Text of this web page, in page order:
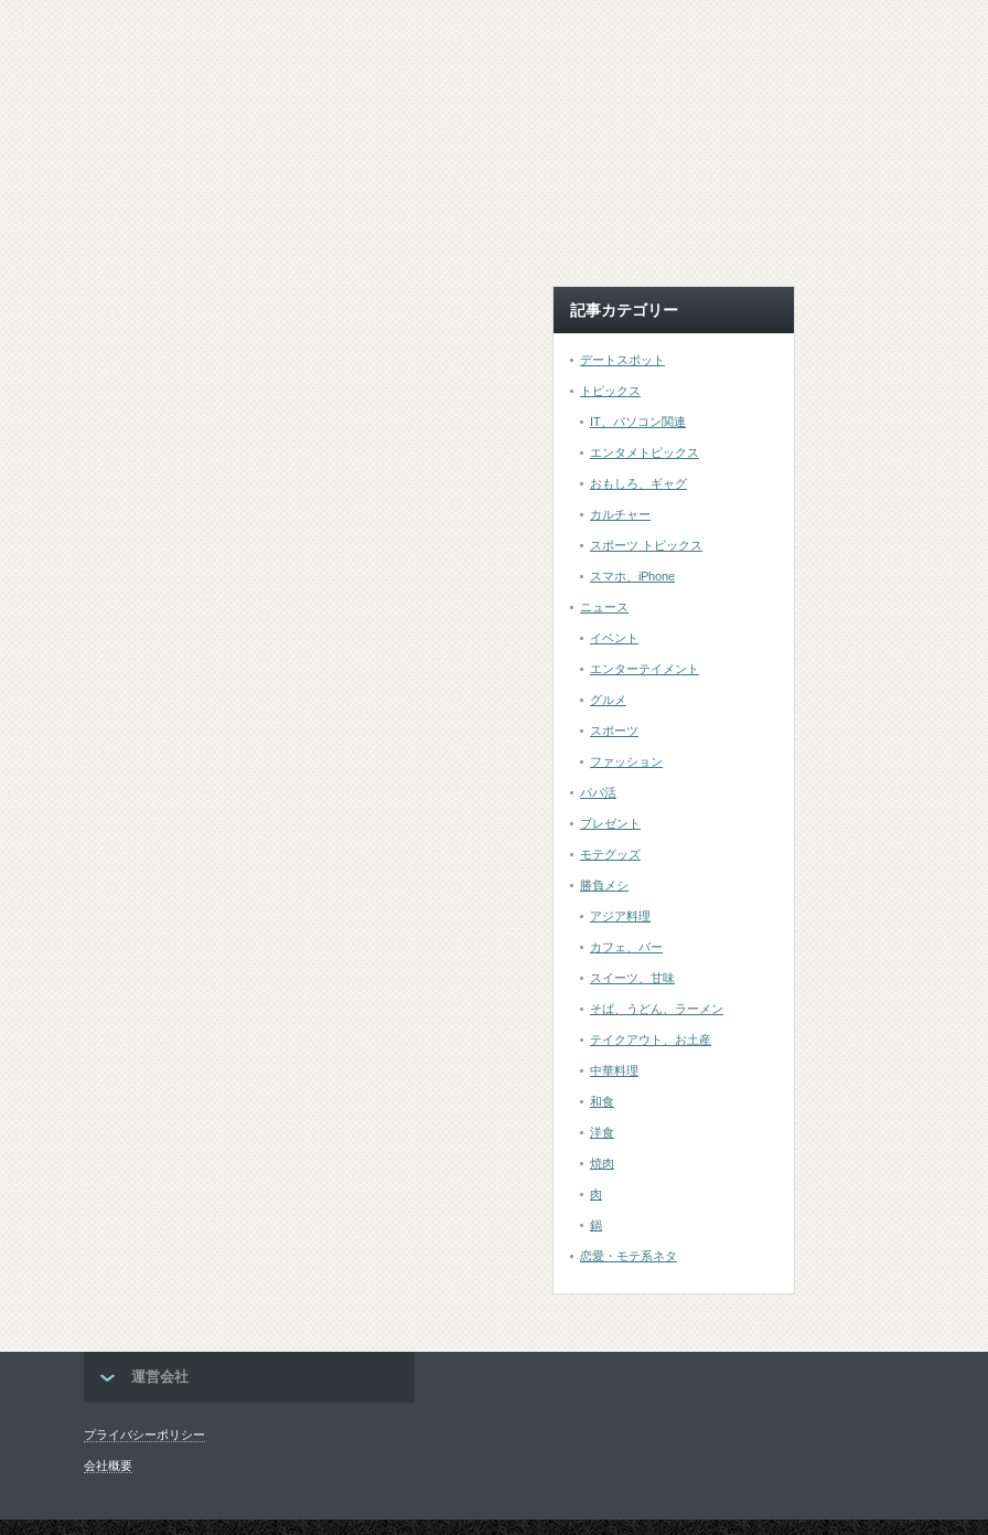
記事カテゴリー
デートスポット
トピックス
IT、パソコン関連
エンタメトピックス
おもしろ、ギャグ
カルチャー
スポーツ トピックス
スマホ、iPhone
ニュース
イベント
エンターテイメント
グルメ
スポーツ
ファッション
パパ活
プレゼント
モテグッズ
勝負メシ
アジア料理
カフェ、バー
スイーツ、甘味
そば、うどん、ラーメン
テイクアウト、お土産
中華料理
和食
洋食
焼肉
肉
鍋
恋愛・モテ系ネタ
運営会社
プライバシーポリシー
会社概要